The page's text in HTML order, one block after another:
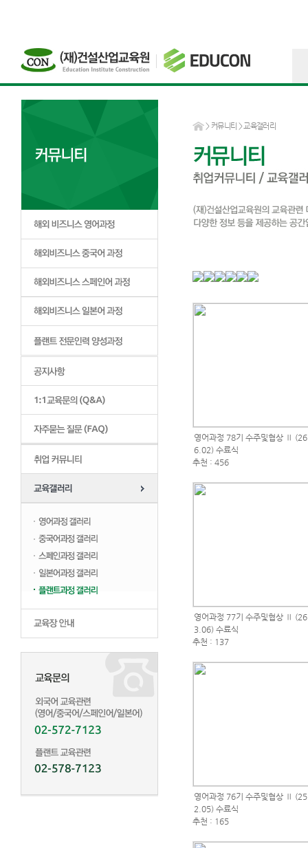
> 커뮤니티 > 교육갤러리
영어과정 78기 수주및협상 Ⅱ
6.02) 수료식
추천 : 456
영어과정 77기 수주및협상 Ⅱ
3.06) 수료식
추천 : 137
영어과정 76기 수주및협상 Ⅱ
2.05) 수료식
추천 : 165